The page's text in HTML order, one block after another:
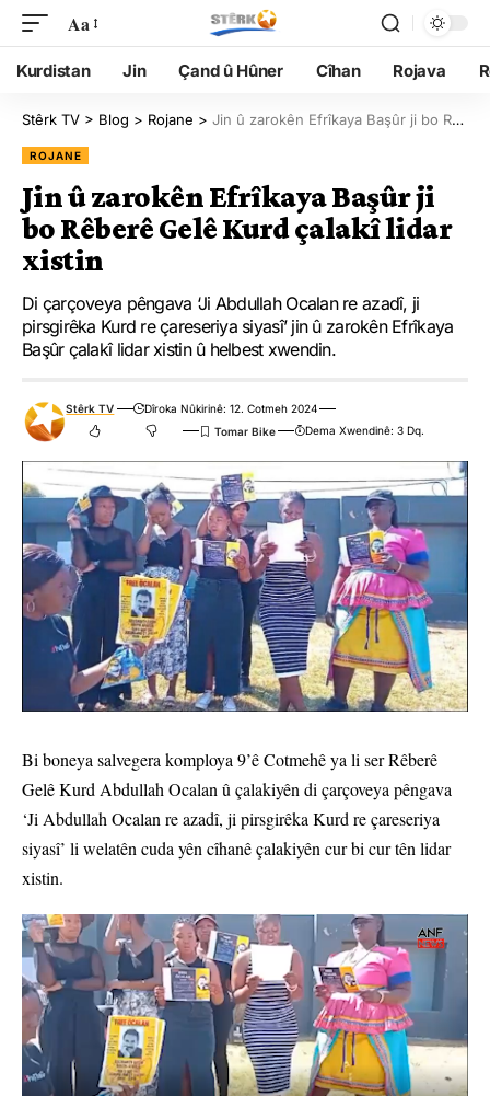
Aa
Kurdistan Jin Çand û Hûner Cîhan Rojava
Stêrk TV > Blog > Rojane > Jin û zarokên Efrîkaya Başûr ji bo Rêberê Gelê Kurd çalakî lidar xistin
ROJANE
Jin û zarokên Efrîkaya Başûr ji
bo Rêberê Gelê Kurd çalakî lidar
xistin
Di çarçoveya pêngava ‘Ji Abdullah Ocalan re azadî, ji
pirsgirêka Kurd re çareseriya siyasî’ jin û zarokên Efrîkaya
Başûr çalakî lidar xistin û helbest xwendin.
Stêrk TV
Dîroka Nûkirinê: 12. Cotmeh 2024
Dema Xwendinê: 3 Dq.
Bi boneya salvegera komploya 9’ê Cotmehê ya li ser Rêberê
Gelê Kurd Abdullah Ocalan û çalakiyên di çarçoveya pêngava
‘Ji Abdullah Ocalan re azadî, ji pirsgirêka Kurd re çareseriya
siyasî’ li welatên cuda yên cîhanê çalakiyên cur bi cur tên lidar
xistin.